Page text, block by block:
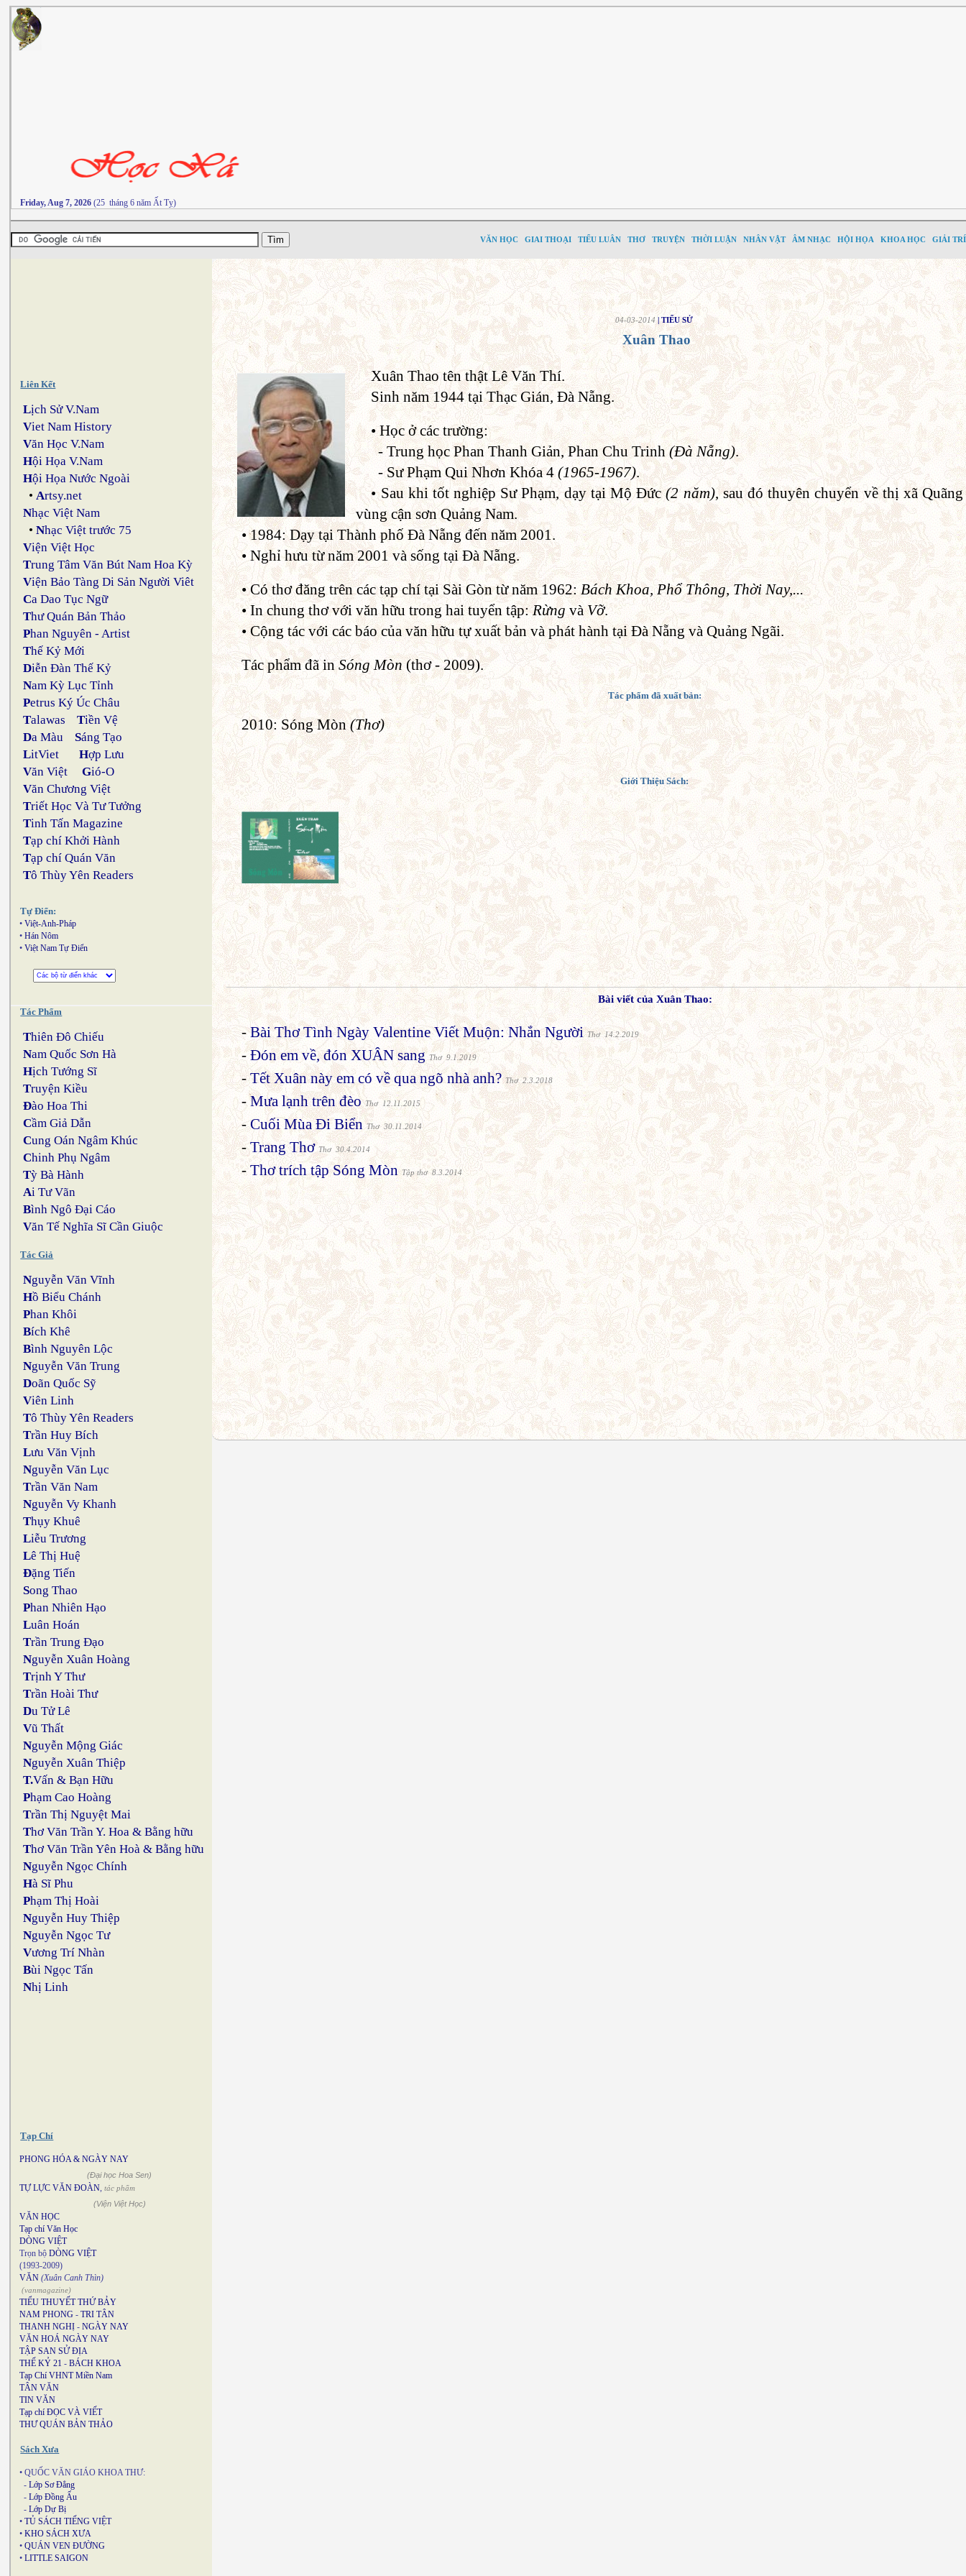
Friday, Aug 7, 2026 (25 tháng 6 năm Ất Tỵ)
VĂN HỌC GIAI THOẠI TIỂU LUÂN THƠ TRUYỆN THỜI LUẬN NHÂN VẬT ÂM NHẠC HỘI HỌA KHOA HỌC GIẢI TRÍ
Liên Kết
Lịch Sử V.Nam
Viet Nam History
Văn Học V.Nam
Hội Họa V.Nam
Hội Họa Nước Ngoài
•Artsy.net
Nhạc Việt Nam
•Nhạc Việt trước 75
Viện Việt Học
Trung Tâm Văn Bút Nam Hoa Kỳ
Viện Bảo Tàng Di Sản Người Viêt
Ca Dao Tục Ngữ
Thư Quán Bản Thảo
Phan Nguyên - Artist
Thế Kỷ Mới
Diễn Đàn Thế Kỷ
Nam Kỳ Lục Tỉnh
Petrus Ký Úc Châu
Talawas Tiền Vệ
Da Màu Sáng Tạo
LitViet Hợp Lưu
Văn Việt Gió-O
Văn Chương Việt
Triết Học Và Tư Tưởng
Tinh Tấn Magazine
Tạp chí Khởi Hành
Tạp chí Quán Văn
Tô Thùy Yên Readers
Tự Điển:
• Việt-Anh-Pháp
• Hán Nôm
• Việt Nam Tự Điển
Tác Phẩm
Thiên Đô Chiếu
Nam Quốc Sơn Hà
Hịch Tướng Sĩ
Truyện Kiều
Đào Hoa Thi
Cầm Giả Dẫn
Cung Oán Ngâm Khúc
Chinh Phụ Ngâm
Tỳ Bà Hành
Ai Tư Vãn
Bình Ngô Đại Cáo
Văn Tế Nghĩa Sĩ Cần Giuộc
Tác Giả
Nguyễn Văn Vĩnh
Hồ Biểu Chánh
Phan Khôi
Bích Khê
Bình Nguyên Lộc
Nguyễn Văn Trung
Doãn Quốc Sỹ
Viên Linh
Tô Thùy Yên Readers
Trần Huy Bích
Lưu Văn Vịnh
Nguyễn Văn Lục
Trần Văn Nam
Nguyễn Vy Khanh
Thụy Khuê
Liễu Trương
Lê Thị Huệ
Đặng Tiến
Song Thao
Phan Nhiên Hạo
Luân Hoán
Trần Trung Đạo
Nguyễn Xuân Hoàng
Trịnh Y Thư
Trần Hoài Thư
Du Tử Lê
Vũ Thất
Nguyễn Mộng Giác
Nguyễn Xuân Thiệp
T.Vấn & Bạn Hữu
Phạm Cao Hoàng
Trần Thị Nguyệt Mai
Thơ Văn Trần Y. Hoa & Bằng hữu
Thơ Văn Trần Yên Hoà & Bằng hữu
Nguyễn Ngọc Chính
Hà Sĩ Phu
Phạm Thị Hoài
Nguyễn Huy Thiệp
Nguyễn Ngọc Tư
Vương Trí Nhàn
Bùi Ngọc Tấn
Nhị Linh
Tạp Chí
PHONG HÓA & NGÀY NAY
(Đại học Hoa Sen)
TỰ LỰC VĂN ĐOÀN, tác phẩm
(Viện Việt Học)
VĂN HỌC
Tạp chí Văn Học
DÒNG VIỆT
Trọn bộ DÒNG VIỆT
(1993-2009)
VĂN (Xuân Canh Thìn)
(vanmagazine)
TIỂU THUYẾT THỨ BẢY
NAM PHONG - TRI TÂN
THANH NGHỊ - NGÀY NAY
VĂN HOÁ NGÀY NAY
TẬP SAN SỬ ĐỊA
THẾ KỶ 21 - BÁCH KHOA
Tạp Chí VHNT Miền Nam
TÂN VĂN
TIN VĂN
Tạp chí ĐỌC VÀ VIẾT
THƯ QUÁN BẢN THẢO
Sách Xưa
• QUỐC VĂN GIÁO KHOA THƯ:
- Lớp Sơ Đẳng
- Lớp Đồng Ấu
- Lớp Dự Bị
• TỦ SÁCH TIẾNG VIỆT
• KHO SÁCH XƯA
• QUÁN VEN ĐƯỜNG
• LITTLE SAIGON
04-03-2014 | TIỂU SỬ
Xuân Thao
Xuân Thao tên thật Lê Văn Thí.
Sinh năm 1944 tại Thạc Gián, Đà Nẵng.
• Học ở các trường:
- Trung học Phan Thanh Giản, Phan Chu Trinh(Đà Nẵng).
- Sư Phạm Qui Nhơn Khóa 4(1965-1967).
• Sau khi tốt nghiệp Sư Phạm, dạy tại Mộ Đức(2 năm), sau đó thuyên chuyển về thị xã
vùng cận sơn Quảng Nam.
• 1984: Dạy tại Thành phố Đà Nẵng đến năm 2001.
• Nghỉ hưu từ năm 2001 và sống tại Đà Nẵng.
• Có thơ đăng trên các tạp chí tại Sài Gòn từ năm 1962:Bách Khoa, Phổ Thông, Thời Nay,...
• In chung thơ với văn hữu trong hai tuyển tập:RừngvàVỡ.
• Cộng tác với các báo của văn hữu tự xuất bản và phát hành tại Đà Nẵng và Quảng Ngãi.
Tác phẩm đã inSóng Mòn(thơ - 2009).
Tác phẩm đã xuất bản:
2010: Sóng Mòn(Thơ)
Giới Thiệu Sách:
Bài viết của Xuân Thao:
-Bài Thơ Tình Ngày Valentine Viết Muộn: Nhắn Người Thơ 14.2.2019
-Đón em về, đón XUÂN sang Thơ 9.1.2019
-Tết Xuân này em có về qua ngõ nhà anh? Thơ 2.3.2018
-Mưa lạnh trên đèo Thơ 12.11.2015
-Cuối Mùa Đi Biển Thơ 30.11.2014
-Trang Thơ Thơ 30.4.2014
-Thơ trích tập Sóng Mòn Tập thơ 8.3.2014